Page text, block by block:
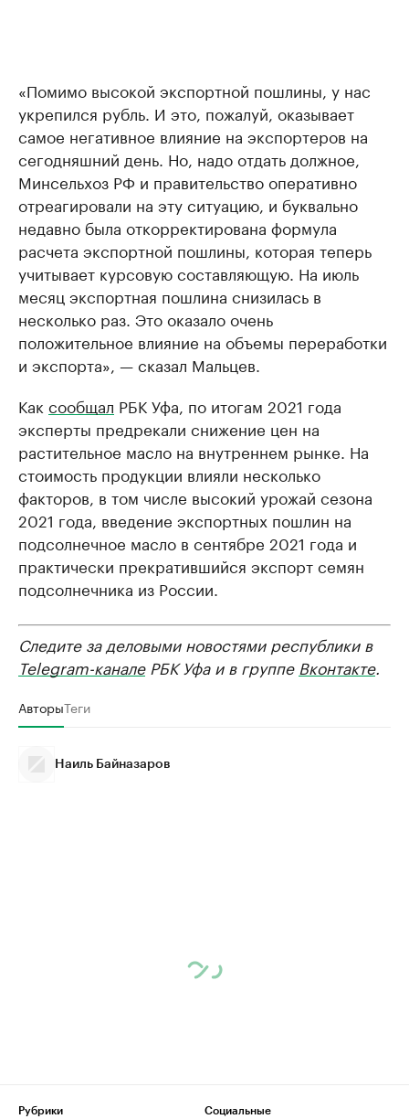
«Помимо высокой экспортной пошлины, у нас
укрепился рубль. И это, пожалуй, оказывает
самое негативное влияние на экспортеров на
сегодняшний день. Но, надо отдать должное,
Минсельхоз РФ и правительство оперативно
отреагировали на эту ситуацию, и буквально
недавно была откорректирована формула
расчета экспортной пошлины, которая теперь
учитывает курсовую составляющую. На июль
месяц экспортная пошлина снизилась в
несколько раз. Это оказало очень
положительное влияние на объемы переработки
и экспорта», — сказал Мальцев.
Как сообщал РБК Уфа, по итогам 2021 года
эксперты предрекали снижение цен на
растительное масло на внутреннем рынке. На
стоимость продукции влияли несколько
факторов, в том числе высокий урожай сезона
2021 года, введение экспортных пошлин на
подсолнечное масло в сентябре 2021 года и
практически прекратившийся экспорт семян
подсолнечника из России.
Следите за деловыми новостями республики в
Telegram-каналеРБК Уфа и в группе Вконтакте.
АвторыТеги
Наиль Байназаров
Рубрики
Социальные